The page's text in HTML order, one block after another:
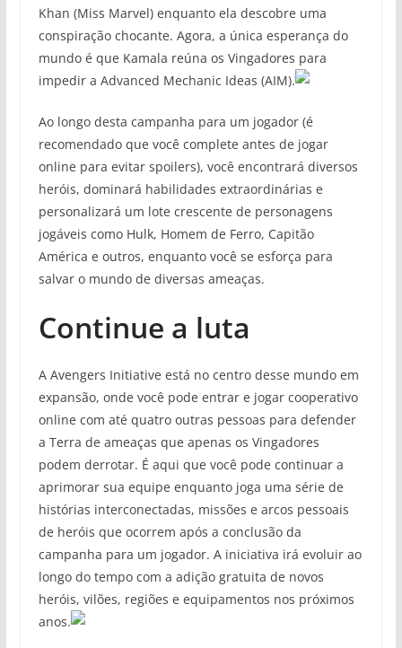
Khan (Miss Marvel) enquanto ela descobre uma
conspiração chocante. Agora, a única esperança do
mundo é que Kamala reúna os Vingadores para
impedir a Advanced Mechanic Ideas (AIM).
Ao longo desta campanha para um jogador (é
recomendado que você complete antes de jogar
online para evitar spoilers), você encontrará diversos
heróis, dominará habilidades extraordinárias e
personalizará um lote crescente de personagens
jogáveis como Hulk, Homem de Ferro, Capitão
América e outros, enquanto você se esforça para
salvar o mundo de diversas ameaças.
Continue a luta
A Avengers Initiative está no centro desse mundo em
expansão, onde você pode entrar e jogar cooperativo
online com até quatro outras pessoas para defender
a Terra de ameaças que apenas os Vingadores
podem derrotar. É aqui que você pode continuar a
aprimorar sua equipe enquanto joga uma série de
histórias interconectadas, missões e arcos pessoais
de heróis que ocorrem após a conclusão da
campanha para um jogador. A iniciativa irá evoluir ao
longo do tempo com a adição gratuita de novos
heróis, vilões, regiões e equipamentos nos próximos
anos.